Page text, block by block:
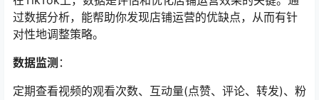
过数据分析，能帮助你发现店铺运营的优缺点，从而有针
对性地调整策略。
数据监测 ：
定期查看视频的观看次数、互动量(点赞、评论、转发)、粉